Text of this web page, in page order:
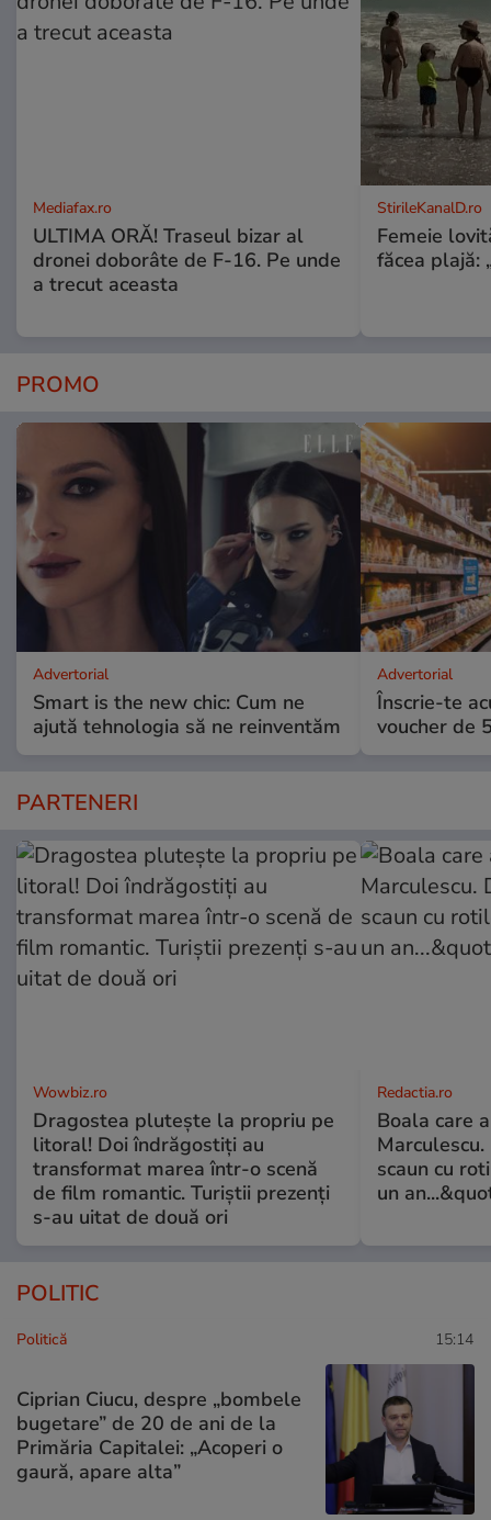
Mediafax.ro
ULTIMA ORĂ! Traseul bizar al
dronei doborâte de F-16. Pe unde
a trecut aceasta
StirileKanalD.ro
Femeie
făcea plajă:
PROMO
Advertorial
Smart is the new chic: Cum ne
ajută tehnologia să ne reinventăm
Advertorial
Înscrie-te
voucher de
PARTENERI
Wowbiz.ro
Dragostea plutește la propriu pe
litoral! Doi îndrăgostiți au
transformat marea într-o scenă
de film romantic. Turiștii prezenți
s-au uitat de două ori
Redactia.ro
Boala care
scaun cu
un
POLITIC
Politică 15:14
Ciprian Ciucu, despre „bombele
bugetare” de 20 de ani de la
Primăria Capitalei: „Acoperi o
gaură, apare alta”